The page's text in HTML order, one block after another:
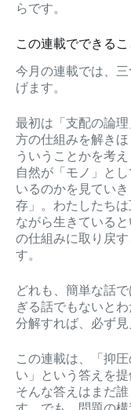
らです。
この連載でできる
今月の連載では、
げます。
最初は「支配の論
方の仕組みを解き
ういうことかを考
自然が「モノ」と
いるのかを見てい
存」。わたしたち
ながら生きている
の仕組みに取り戻
す。
どれも、簡単な話
ぎる話でもないと
分解すれば、必ず見
この連載は、「抑
い」という答えを
そんな答えはまだ